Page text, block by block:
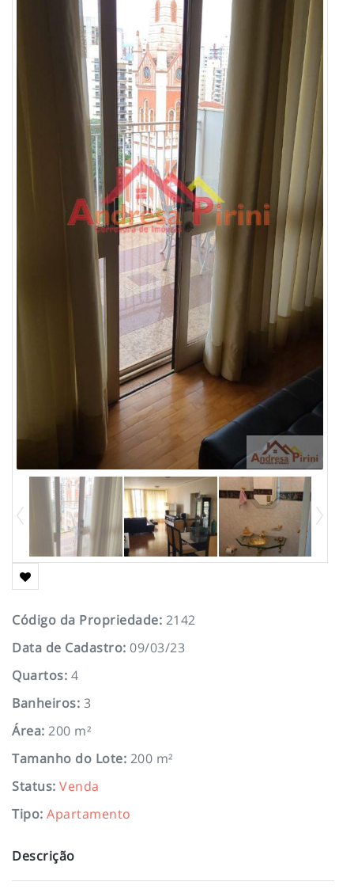
Código da Propriedade: 2142
Data de Cadastro: 09/03/23
Quartos: 4
Banheiros: 3
Área: 200 m²
Tamanho do Lote: 200 m²
Status: Venda
Tipo: Apartamento
Descrição